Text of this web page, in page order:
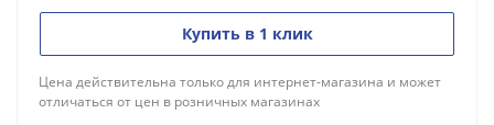
Купить в 1 клик
Цена действительна только для интернет-магазина и может
отличаться от цен в розничных магазинах